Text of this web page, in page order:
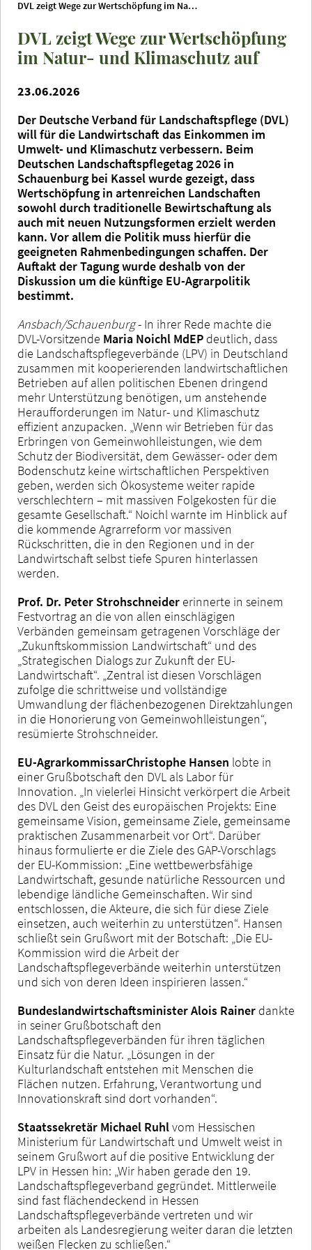
DVL zeigt Wege zur Wertschöpfung im Natur- und Klimaschutz auf
DVL zeigt Wege zur Wertschöpfung
im Natur- und Klimaschutz auf
23.06.2026
Der Deutsche Verband für Landschaftspflege (DVL)
will für die Landwirtschaft das Einkommen im
Umwelt- und Klimaschutz verbessern. Beim
Deutschen Landschaftspflegetag 2026 in
Schauenburg bei Kassel wurde gezeigt, dass
Wertschöpfung in artenreichen Landschaften
sowohl durch traditionelle Bewirtschaftung als
auch mit neuen Nutzungsformen erzielt werden
kann. Vor allem die Politik muss hierfür die
geeigneten Rahmenbedingungen schaffen. Der
Auftakt der Tagung wurde deshalb von der
Diskussion um die künftige EU-Agrarpolitik
bestimmt.
Ansbach/Schauenburg- In ihrer Rede machte die
DVL-Vorsitzende Maria Noichl MdEP deutlich, dass
die Landschaftspflegeverbände (LPV) in Deutschland
zusammen mit kooperierenden landwirtschaftlichen
Betrieben auf allen politischen Ebenen dringend
mehr Unterstützung benötigen, um anstehende
Heraufforderungen im Natur- und Klimaschutz
effizient anzupacken. „Wenn wir Betrieben für das
Erbringen von Gemeinwohlleistungen, wie dem
Schutz der Biodiversität, dem Gewässer- oder dem
Bodenschutz keine wirtschaftlichen Perspektiven
geben, werden sich Ökosysteme weiter rapide
verschlechtern – mit massiven Folgekosten für die
gesamte Gesellschaft.“ Noichl warnte im Hinblick auf
die kommende Agrarreform vor massiven
Rückschritten, die in den Regionen und in der
Landwirtschaft selbst tiefe Spuren hinterlassen
werden.
Prof. Dr. Peter Strohschneider erinnerte in seinem
Festvortrag an die von allen einschlägigen
Verbänden gemeinsam getragenen Vorschläge der
„Zukunftskommission Landwirtschaft“ und des
„Strategischen Dialogs zur Zukunft der EU-
Landwirtschaft“. „Zentral ist diesen Vorschlägen
zufolge die schrittweise und vollständige
Umwandlung der flächenbezogenen Direktzahlungen
in die Honorierung von Gemeinwohlleistungen“,
resümierte Strohschneider.
EU-AgrarkommissarChristophe Hansen lobte in
einer Grußbotschaft den DVL als Labor für
Innovation. „In vielerlei Hinsicht verkörpert die Arbeit
des DVL den Geist des europäischen Projekts: Eine
gemeinsame Vision, gemeinsame Ziele, gemeinsame
praktischen Zusammenarbeit vor Ort“. Darüber
hinaus formulierte er die Ziele des GAP-Vorschlags
der EU-Kommission: „Eine wettbewerbsfähige
Landwirtschaft, gesunde natürliche Ressourcen und
lebendige ländliche Gemeinschaften. Wir sind
entschlossen, die Akteure, die sich für diese Ziele
einsetzen, auch weiterhin zu unterstützen“. Hansen
schließt sein Grußwort mit der Botschaft: „Die EU-
Kommission wird die Arbeit der
Landschaftspflegeverbände weiterhin unterstützen
und sich von deren Ideen inspirieren lassen.“
Bundeslandwirtschaftsminister Alois Rainer dankte
in seiner Grußbotschaft den
Landschaftspflegeverbänden für ihren täglichen
Einsatz für die Natur. „Lösungen in der
Kulturlandschaft entstehen mit Menschen die
Flächen nutzen. Erfahrung, Verantwortung und
Innovationskraft sind dort vorhanden“.
Staatssekretär Michael Ruhlvom Hessischen
Ministerium für Landwirtschaft und Umwelt weist in
seinem Grußwort auf die positive Entwicklung der
LPV in Hessen hin: „Wir haben gerade den 19.
Landschaftspflegeverband gegründet. Mittlerweile
sind fast flächendeckend in Hessen
Landschaftspflegeverbände vertreten und wir
arbeiten als Landesregierung weiter daran die letzten
weißen Flecken zu schließen.“